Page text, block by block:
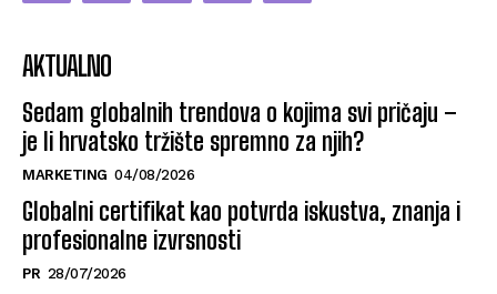
AKTUALNO
Sedam globalnih trendova o kojima svi pričaju –
je li hrvatsko tržište spremno za njih?
MARKETING 04/08/2026
Globalni certifikat kao potvrda iskustva, znanja i
profesionalne izvrsnosti
PR 28/07/2026